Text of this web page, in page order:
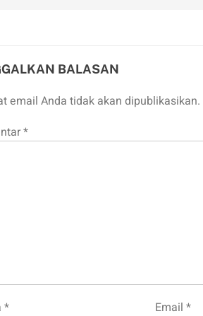
BALASAN
email Anda tidak akan dipublikasikan.
*
* Email*